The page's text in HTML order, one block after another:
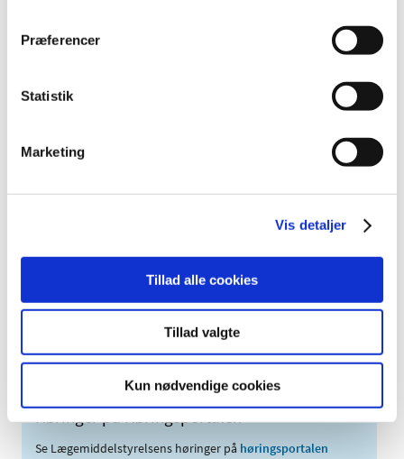
Præferencer
Statistik
Marketing
Vis detaljer
Tillad alle cookies
Tillad valgte
Kun nødvendige cookies
2010 (7)
2008 (8)
2005 (2)
Meddelelser om forsyning af medicin til mennesker og dyr
Sikkerhedsmeddelelser om medicinsk udstyr
Høringer på Høringsportalen
Se Lægemiddelstyrelsens høringer på høringsportalen